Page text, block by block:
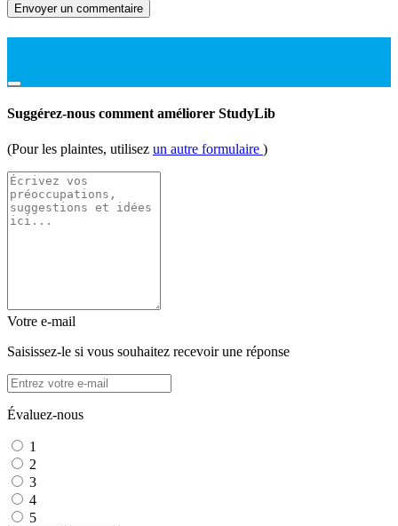
Envoyer un commentaire
Suggérez-nous comment améliorer StudyLib
(Pour les plaintes, utilisez un autre formulaire )
Votre e-mail
Saisissez-le si vous souhaitez recevoir une réponse
Évaluez-nous
1
2
3
4
5